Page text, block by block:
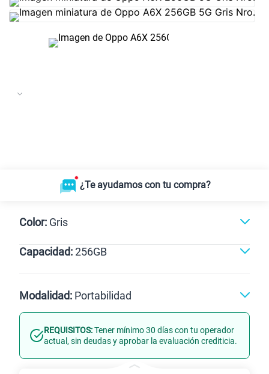
¿Te ayudamos con tu compra?
Color: Gris
Gris Violeta
Capacidad:256GB
256GB
Modalidad: Portabilidad
Línea Nueva Portabilidad
REQUISITOS:Tener mínimo 30 días con tu operador
actual, sin deudas y aprobar la evaluación crediticia.